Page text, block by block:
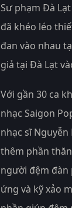
Sư phạm Đà
đã khéo léo
đan vào nhau
giả tại Đà Lạt
Với gần 30 ca
nhạc Saigon
nhạc sĩ
thêm phần
người đệm đàn
ứng và kỹ xảo